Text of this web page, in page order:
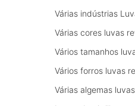
Várias cores luvas
Vários forros luvas